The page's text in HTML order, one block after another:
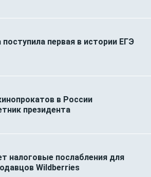
первая в истории ЕГЭ
в России
президента
налоговые послабления для
Wildberries